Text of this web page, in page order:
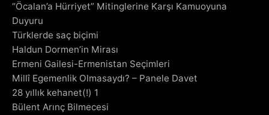
“Öcalan’a Hürriyet” Mitinglerine Karşı Kamuoyuna
Duyuru
Türklerde saç biçimi
Haldun Dormen’in Mirası
Ermeni Gailesi-Ermenistan Seçimleri
Millî Egemenlik Olmasaydı? – Panele Davet
28 yıllık kehanet(!) 1
Bülent Arınç Bilmecesi